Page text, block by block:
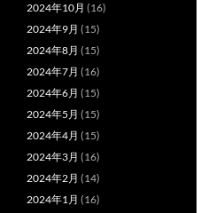
2024年10月 (16)
2024年9月 (15)
2024年8月 (15)
2024年7月 (16)
2024年6月 (15)
2024年5月 (15)
2024年4月 (15)
2024年3月 (16)
2024年2月 (14)
2024年1月 (16)